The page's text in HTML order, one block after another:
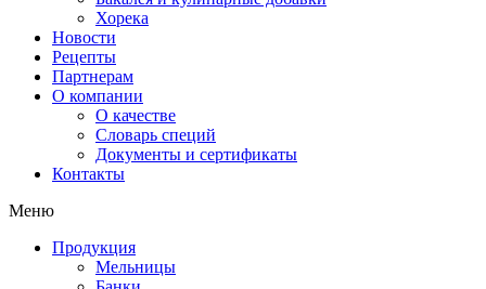
Хорека
Новости
Рецепты
Партнерам
О компании
О качестве
Словарь специй
Документы и сертификаты
Контакты
Меню
Продукция
Мельницы